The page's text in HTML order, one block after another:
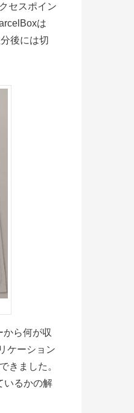
セスポイン
は
後には切
ら何が収
ケーション
きました。
いるかの解